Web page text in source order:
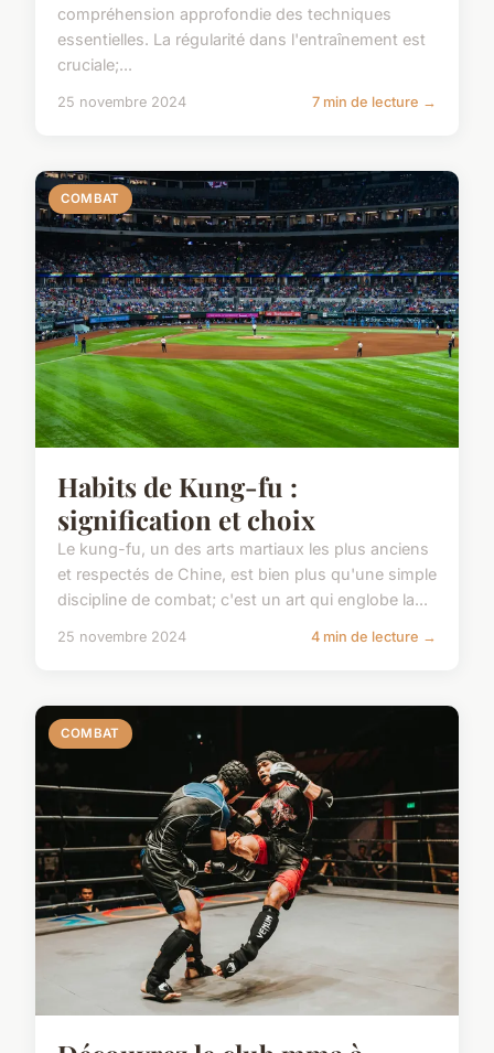
compréhension approfondie des techniques
essentielles. La régularité dans l'entraînement est
cruciale;...
25 novembre 2024 7 min de lecture →
COMBAT
Habits de Kung-fu :
signification et choix
Le kung-fu, un des arts martiaux les plus anciens
et respectés de Chine, est bien plus qu'une simple
discipline de combat; c'est un art qui englobe la...
25 novembre 2024 4 min de lecture →
COMBAT